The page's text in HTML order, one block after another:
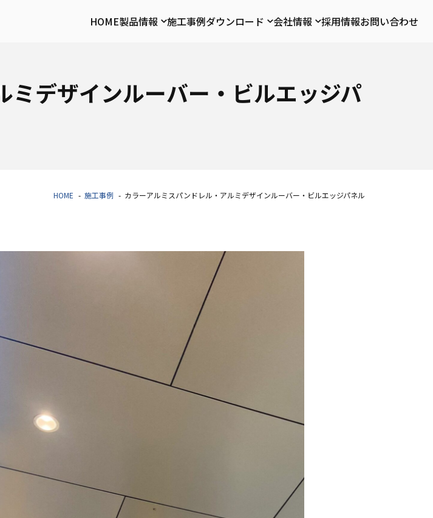
HOME製品情報 施工事例ダウンロード 会社情報 採用情報お問い合わせ
デザインルーバー・ビルエッジパ
HOME 施工事例 カラーアルミスパンドレル・アルミデザインルーバー・ビルエッジパネル